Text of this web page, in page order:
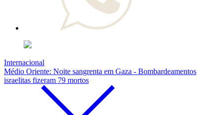
Internacional
Médio Oriente: Noite sangrenta em Gaza - Bombardeamentos
israelitas fizeram 79 mortos